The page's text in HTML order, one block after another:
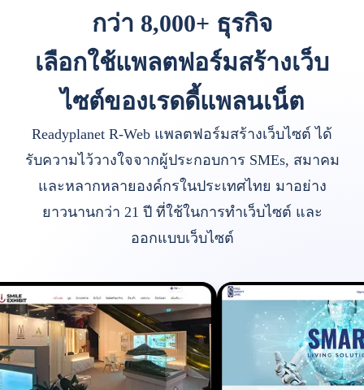
กว่า 8,000+ ธุรกิจ
เลือกใช้แพลตฟอร์มสร้างเว็บ
ไซต์ของเรดดี้แพลนเน็ต
Readyplanet R-Web แพลตฟอร์มสร้างเว็บไซต์ ได้
รับความไว้วางใจจากผู้ประกอบการ SMEs, สมาคม
และหลากหลายองค์กรในประเทศไทย มาอย่าง
ยาวนานกว่า 21 ปี ที่ใช้ในการทำเว็บไซต์ และ
ออกแบบเว็บไซต์